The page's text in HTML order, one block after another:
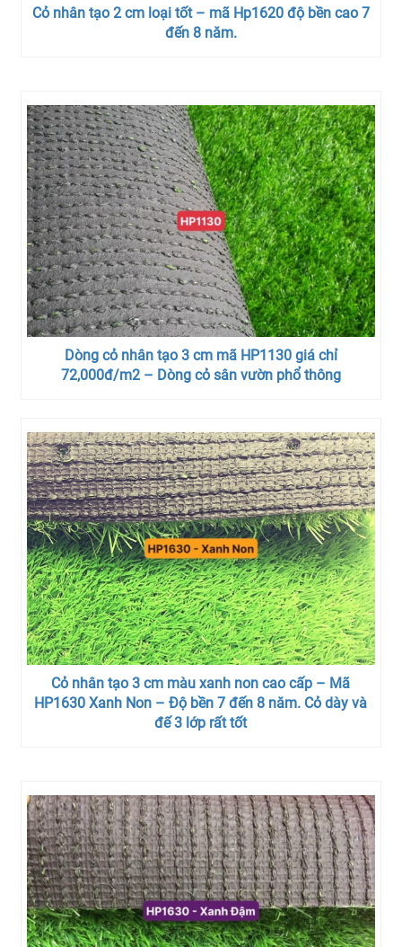
Cỏ nhân tạo 2 cm loại tốt – mã Hp1620 độ bền cao 7
đến 8 năm.
Dòng cỏ nhân tạo 3 cm mã HP1130 giá chỉ
72,000đ/m2 – Dòng cỏ sân vườn phổ thông
Cỏ nhân tạo 3 cm màu xanh non cao cấp – Mã
HP1630 Xanh Non – Độ bền 7 đến 8 năm. Cỏ dày và
đế 3 lớp rất tốt